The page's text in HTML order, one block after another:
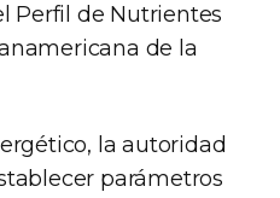
Perfil de Nutrientes
de la
la autoridad
parámetros